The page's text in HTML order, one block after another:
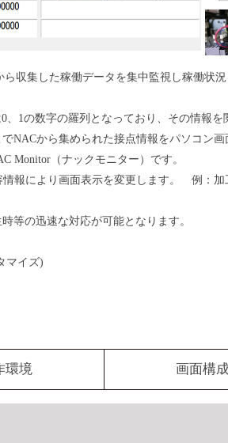
収集した稼働データを集中監視し稼働状
、1の数字の羅列となっており、その情報を
NACから集められた接点情報をパソコン画
Monitor（ナックモニター）です。
報により画面表示を変更します。 例：加
等の迅速な対応が可能となります。
マイズ)
環境 画面構